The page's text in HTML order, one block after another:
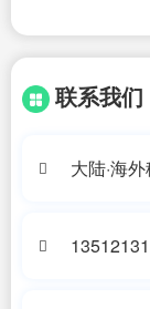
联系我们
大陆·海